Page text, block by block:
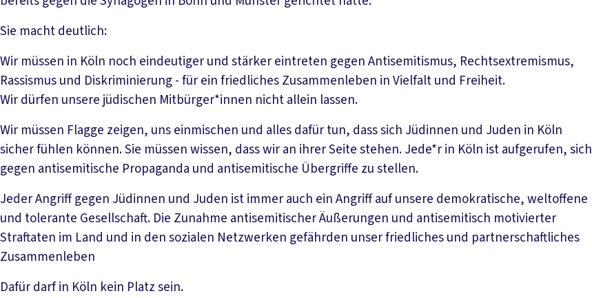
Sie macht deutlich:
Wir müssen in Köln noch eindeutiger und stärker eintreten gegen Antisemitismus, Rechtsextremismus,
Rassismus und Diskriminierung - für ein friedliches Zusammenleben in Vielfalt und Freiheit.
Wir dürfen unsere jüdischen Mitbürger*innen nicht allein lassen.
Wir müssen Flagge zeigen, uns einmischen und alles dafür tun, dass sich Jüdinnen und Juden in Köln
sicher fühlen können. Sie müssen wissen, dass wir an ihrer Seite stehen. Jede*r in Köln ist aufgerufen, sich
gegen antisemitische Propaganda und antisemitische Übergriffe zu stellen.
Jeder Angriff gegen Jüdinnen und Juden ist immer auch ein Angriff auf unsere demokratische, weltoffene
und tolerante Gesellschaft. Die Zunahme antisemitischer Äußerungen und antisemitisch motivierter
Straftaten im Land und in den sozialen Netzwerken gefährden unser friedliches und partnerschaftliches
Zusammenleben
Dafür darf in Köln kein Platz sein.